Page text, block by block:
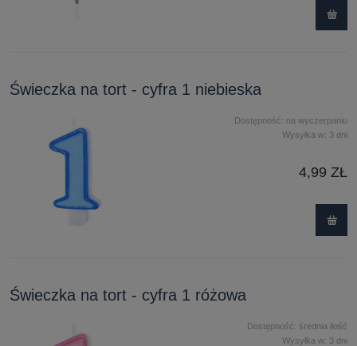
Świeczka na tort - cyfra 1 niebieska
Dostępność: na wyczerpaniu
Wysyłka w: 3 dni
4,99 ZŁ
Świeczka na tort - cyfra 1 różowa
Dostępność: średnia ilość
Wysyłka w: 3 dni